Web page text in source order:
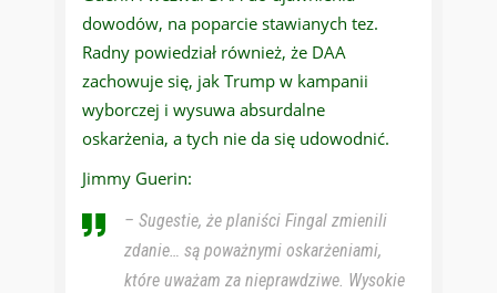
dowodów, na poparcie stawianych tez.
Radny powiedział również, że DAA
zachowuje się, jak Trump w kampanii
wyborczej i wysuwa absurdalne
oskarżenia, a tych nie da się udowodnić.
Jimmy Guerin:
– Sugestie, że planiści Fingal zmienili
zdanie… są poważnymi oskarżeniami,
które uważam za nieprawdziwe. Wysokie